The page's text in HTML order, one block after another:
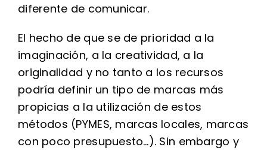
diferente de comunicar.
El hecho de que se de prioridad a la
imaginación, a la creatividad, a la
originalidad y no tanto a los recursos
podría definir un tipo de marcas más
propicias a la utilización de estos
métodos (PYMES, marcas locales, marcas
con poco presupuesto…). Sin embargo y